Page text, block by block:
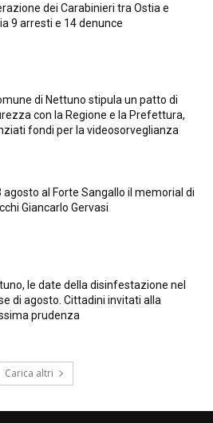
dei Carabinieri tra Ostia e
9 arresti e 14 denunce
di Nettuno stipula un patto di
con la Regione e la Prefettura,
fondi per la videosorveglianza
agosto al Forte Sangallo il memorial di
Giancarlo Gervasi
le date della disinfestazione nel
di agosto. Cittadini invitati alla
prudenza
Carica altri